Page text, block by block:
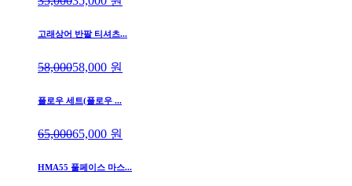
고래상어 반팔 티셔츠...
58,00058,000 원
플로우 세트(플로우 ...
65,00065,000 원
HMA55 풀페이스 마스...